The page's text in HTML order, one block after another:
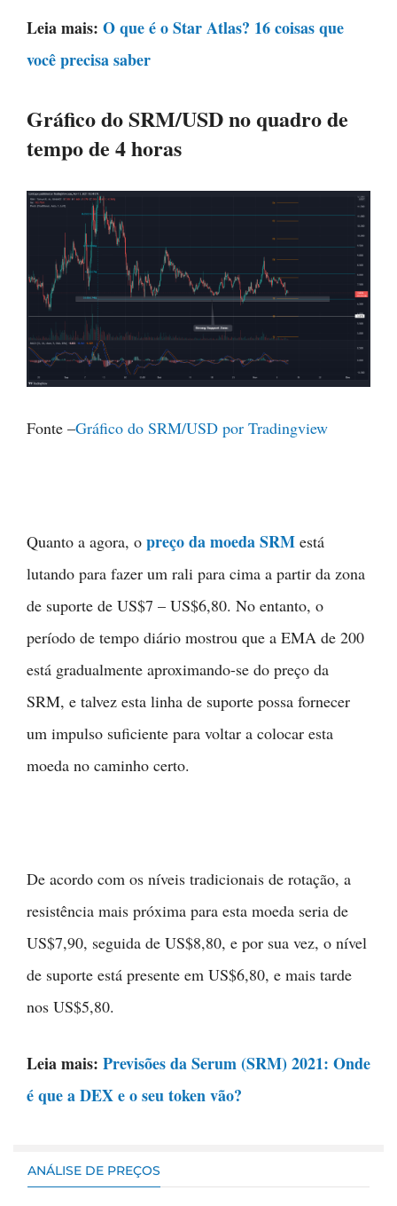
Leia mais: O que é o Star Atlas? 16 coisas que
você precisa saber
Gráfico do SRM/USD no quadro de
tempo de 4 horas
Fonte –Gráfico do SRM/USD por Tradingview
Quanto a agora, o preço da moeda SRM está
lutando para fazer um rali para cima a partir da zona
de suporte de US$7 – US$6,80. No entanto, o
período de tempo diário mostrou que a EMA de 200
está gradualmente aproximando-se do preço da
SRM, e talvez esta linha de suporte possa fornecer
um impulso suficiente para voltar a colocar esta
moeda no caminho certo.
De acordo com os níveis tradicionais de rotação, a
resistência mais próxima para esta moeda seria de
US$7,90, seguida de US$8,80, e por sua vez, o nível
de suporte está presente em US$6,80, e mais tarde
nos US$5,80.
Leia mais: Previsões da Serum (SRM) 2021: Onde
é que a DEX e o seu token vão?
ANÁLISE DE PREÇOS